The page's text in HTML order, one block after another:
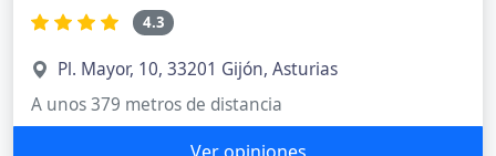
4.3
Pl. Mayor, 10, 33201 Gijón, Asturias
A unos 379 metros de distancia